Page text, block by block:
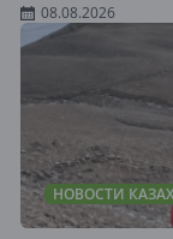
08.08.2026
НОВОСТИ